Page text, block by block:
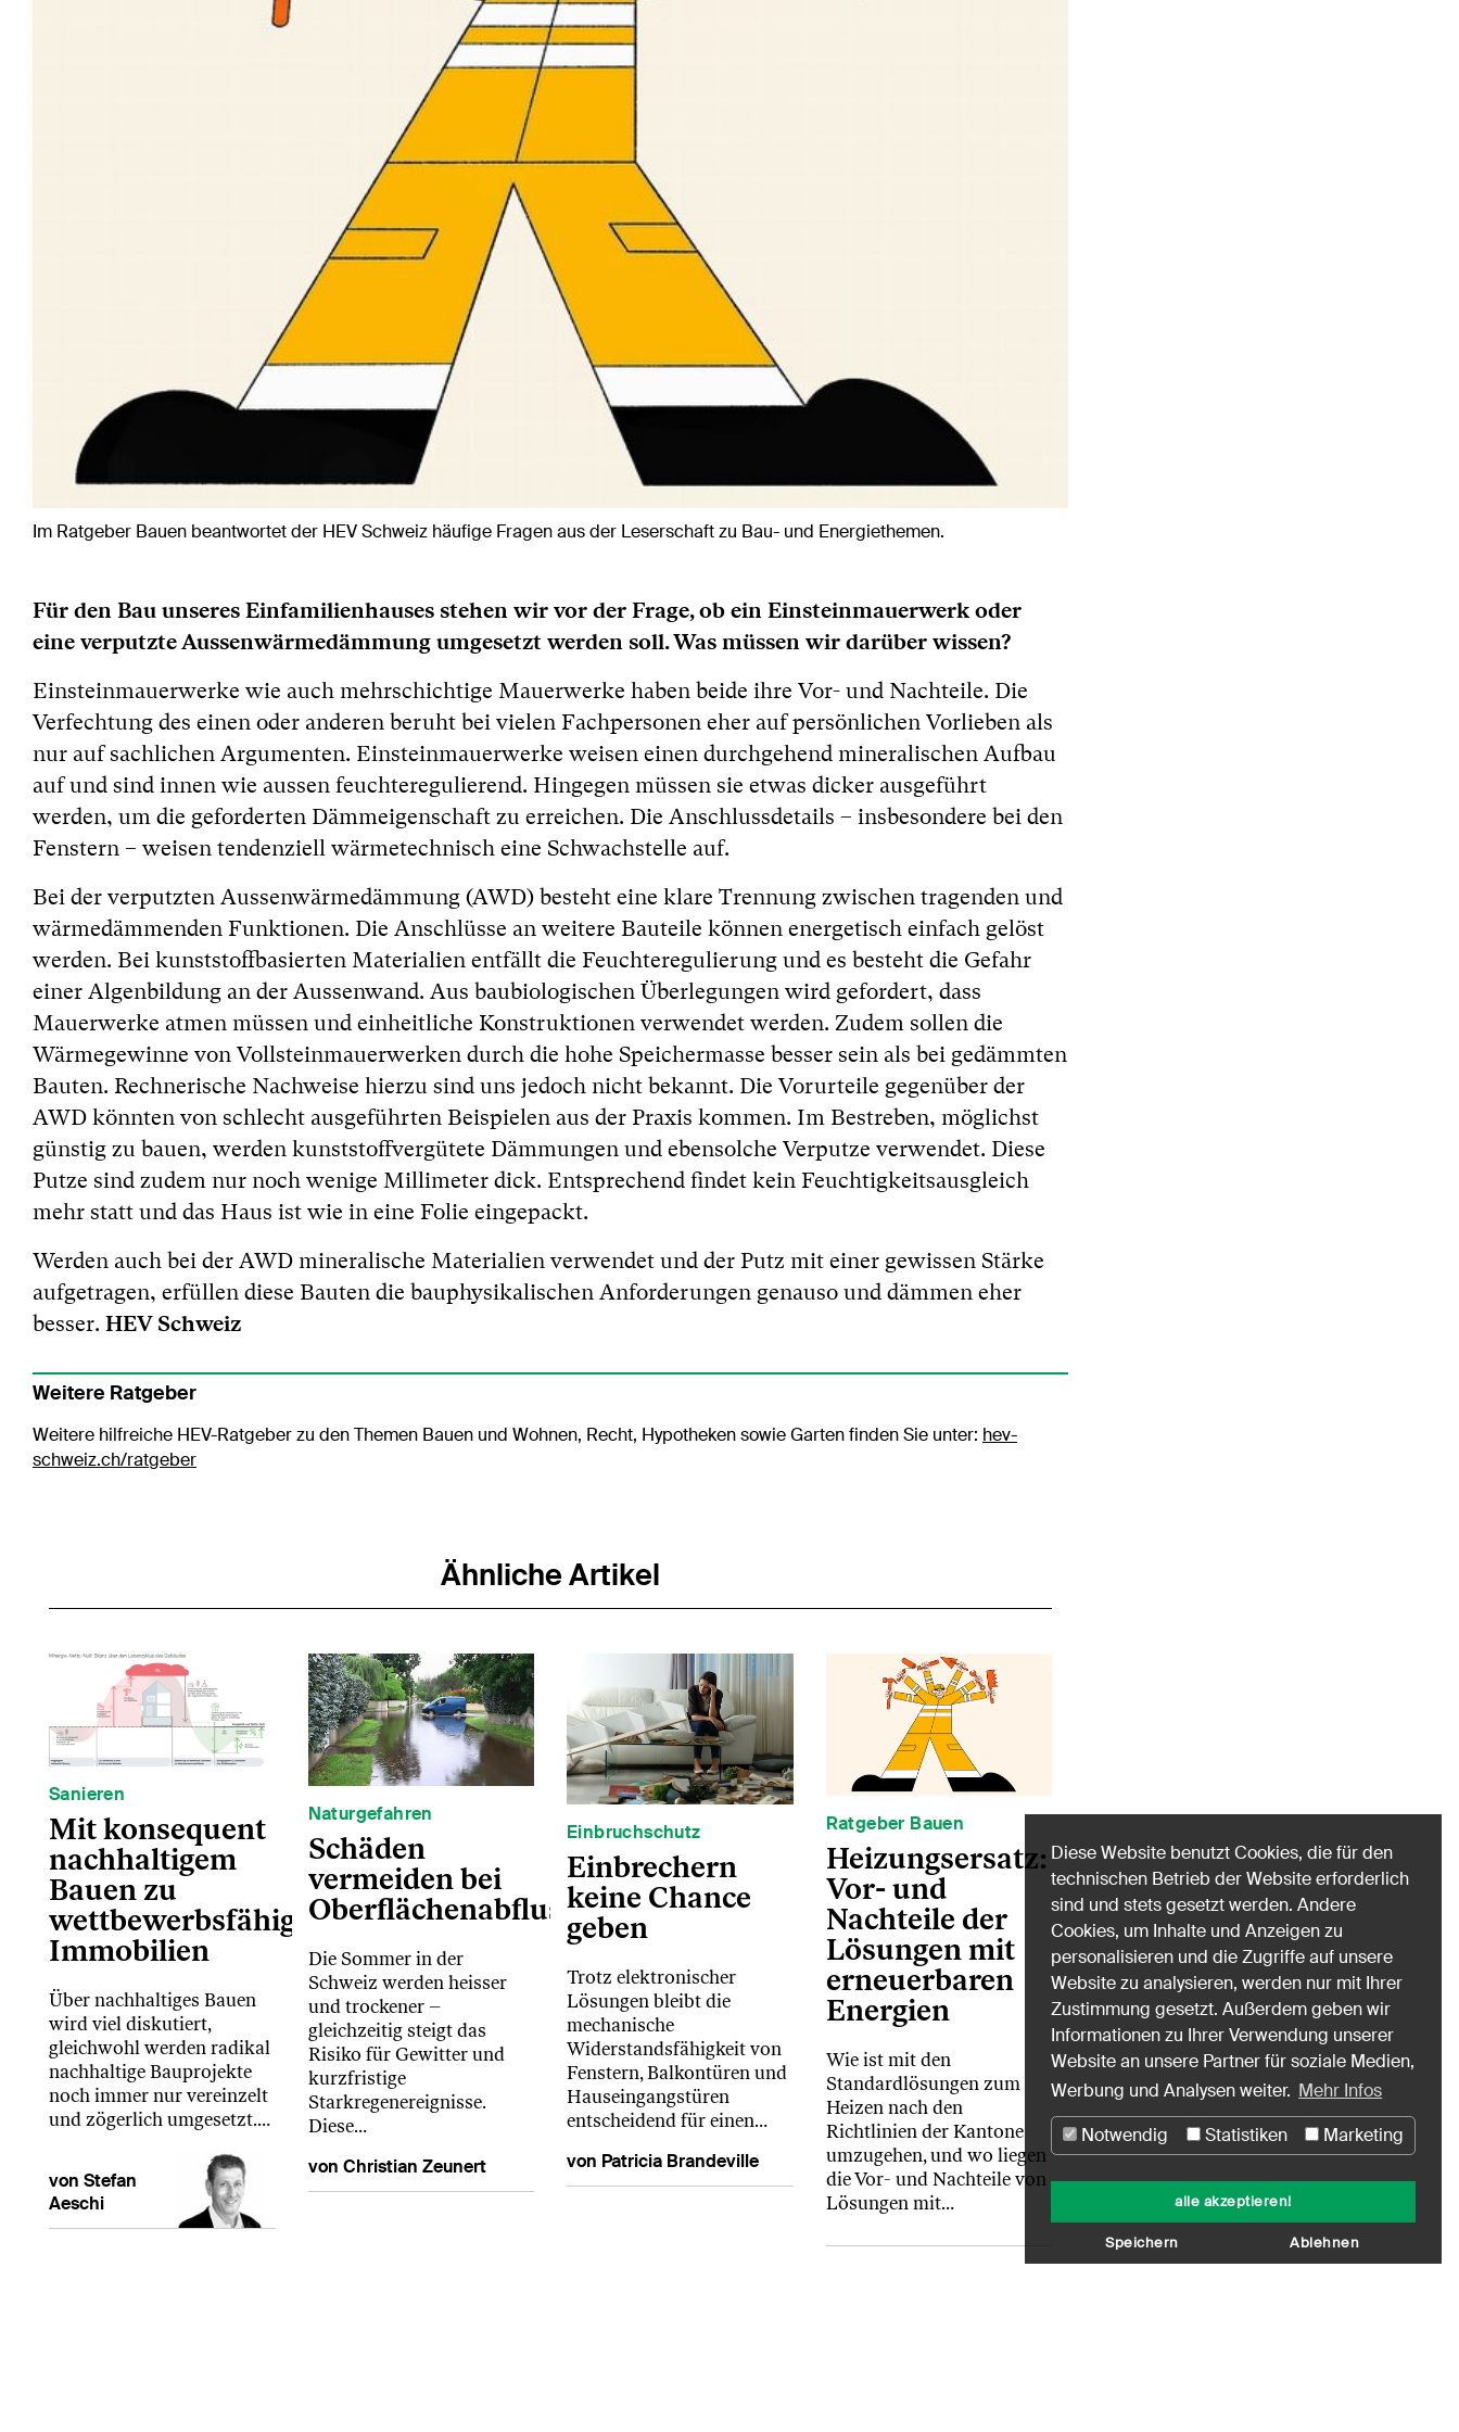
Im Ratgeber Bauen beantwortet der HEV Schweiz häufige Fragen aus der Leserschaft zu Bau- und Energiethemen.
Für den Bau unseres Einfamilienhauses stehen wir vor der Frage, ob ein Einsteinmauerwerk oder
eine verputzte Aussenwärmedämmung umgesetzt werden soll. Was müssen wir darüber wissen?
Einsteinmauerwerke wie auch mehrschichtige Mauerwerke haben beide ihre Vor- und Nachteile. Die
Verfechtung des einen oder anderen beruht bei vielen Fachpersonen eher auf persönlichen Vorlieben als
nur auf sachlichen Argumenten. Einsteinmauerwerke weisen einen durchgehend mineralischen Aufbau
auf und sind innen wie aussen feuchteregulierend. Hingegen müssen sie etwas dicker ausgeführt
werden, um die geforderten Dämmeigenschaft zu erreichen. Die Anschlussdetails – insbesondere bei den
Fenstern – weisen tendenziell wärmetechnisch eine Schwachstelle auf.
Bei der verputzten Aussenwärmedämmung (AWD) besteht eine klare Trennung zwischen tragenden und
wärmedämmenden Funktionen. Die Anschlüsse an weitere Bauteile können energetisch einfach gelöst
werden. Bei kunststoffbasierten Materialien entfällt die Feuchteregulierung und es besteht die Gefahr
einer Algenbildung an der Aussenwand. Aus baubiologischen Überlegungen wird gefordert, dass
Mauerwerke atmen müssen und einheitliche Konstruktionen verwendet werden. Zudem sollen die
Wärmegewinne von Vollsteinmauerwerken durch die hohe Speichermasse besser sein als bei gedämmten
Bauten. Rechnerische Nachweise hierzu sind uns jedoch nicht bekannt. Die Vorurteile gegenüber der
AWD könnten von schlecht ausgeführten Beispielen aus der Praxis kommen. Im Bestreben, möglichst
günstig zu bauen, werden kunststoffvergütete Dämmungen und ebensolche Verputze verwendet. Diese
Putze sind zudem nur noch wenige Millimeter dick. Entsprechend findet kein Feuchtigkeitsausgleich
mehr statt und das Haus ist wie in eine Folie eingepackt.
Werden auch bei der AWD mineralische Materialien verwendet und der Putz mit einer gewissen Stärke
aufgetragen, erfüllen diese Bauten die bauphysikalischen Anforderungen genauso und dämmen eher
besser. HEV Schweiz
Weitere Ratgeber
Weitere hilfreiche HEV-Ratgeber zu den Themen Bauen und Wohnen, Recht, Hypotheken sowie Garten finden Sie unter: hev-
schweiz.ch/ratgeber
Ähnliche Artikel
Sanieren
Mit konsequent
nachhaltigem
Bauen zu
wettbewerbsfähigen
Immobilien
Über nachhaltiges Bauen
wird viel diskutiert,
gleichwohl werden radikal
nachhaltige Bauprojekte
noch immer nur vereinzelt
und zögerlich umgesetzt.…
von Stefan
Aeschi
Naturgefahren
Schäden
vermeiden bei
Oberflächenabfluss
Die Sommer in der
Schweiz werden heisser
und trockener –
gleichzeitig steigt das
Risiko für Gewitter und
kurzfristige
Starkregenereignisse.
Diese…
von Christian Zeunert
Einbruchschutz
Einbrechern
keine Chance
geben
Trotz elektronischer
Lösungen bleibt die
mechanische
Widerstandsfähigkeit von
Fenstern, Balkontüren und
Hauseingangstüren
entscheidend für einen…
von Patricia Brandeville
Ratgeber Bauen
Heizungsersatz:
Vor- und
Nachteile der
Lösungen mit
erneuerbaren
Energien
Wie ist mit den
Standardlösungen zum
Heizen nach den
Richtlinien der Kantone
umzugehen, und wo liegen
die Vor- und Nachteile von
Lösungen mit…
Diese Website benutzt Cookies, die für den
technischen Betrieb der Website erforderlich
sind und stets gesetzt werden. Andere
Cookies, um Inhalte und Anzeigen zu
personalisieren und die Zugriffe auf unsere
Website zu analysieren, werden nur mit Ihrer
Zustimmung gesetzt. Außerdem geben wir
Informationen zu Ihrer Verwendung unserer
Website an unsere Partner für soziale Medien,
Werbung und Analysen weiter. Mehr Infos
Notwendig
Statistiken Marketing
alle akzeptieren!
Speichern Ablehnen